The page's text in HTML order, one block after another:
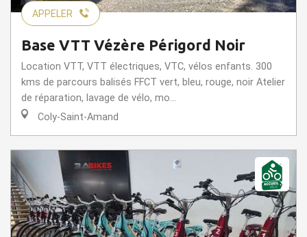
APPELER
Base VTT Vézère Périgord Noir
Location VTT, VTT électriques, VTC, vélos enfants. 300
kms de parcours balisés FFCT vert, bleu, rouge, noir Atelier
de réparation, lavage de vélo, mo...
Coly-Saint-Amand